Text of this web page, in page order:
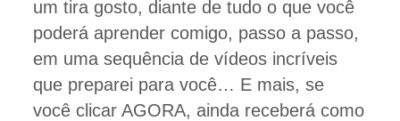
um tira gosto, diante de tudo o que você
poderá aprender comigo, passo a passo,
em uma sequência de vídeos incríveis
que preparei para você… E mais, se
você clicar AGORA, ainda receberá como